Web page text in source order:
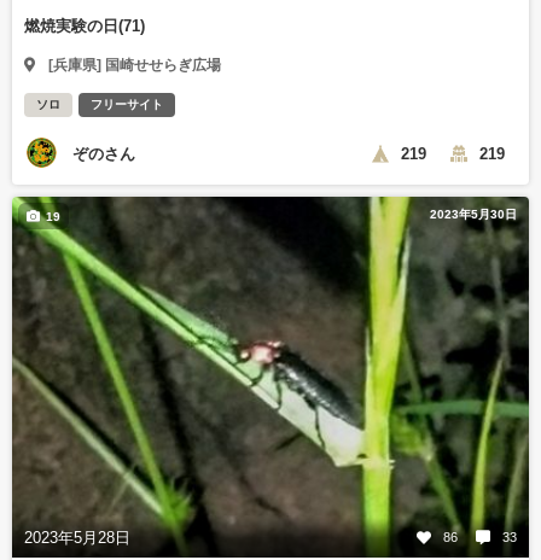
燃焼実験の日(71)
[兵庫県] 国崎せせらぎ広場
ソロ フリーサイト
ぞのさん 219 219
2023年5月30日
2023年5月28日 86 33
19